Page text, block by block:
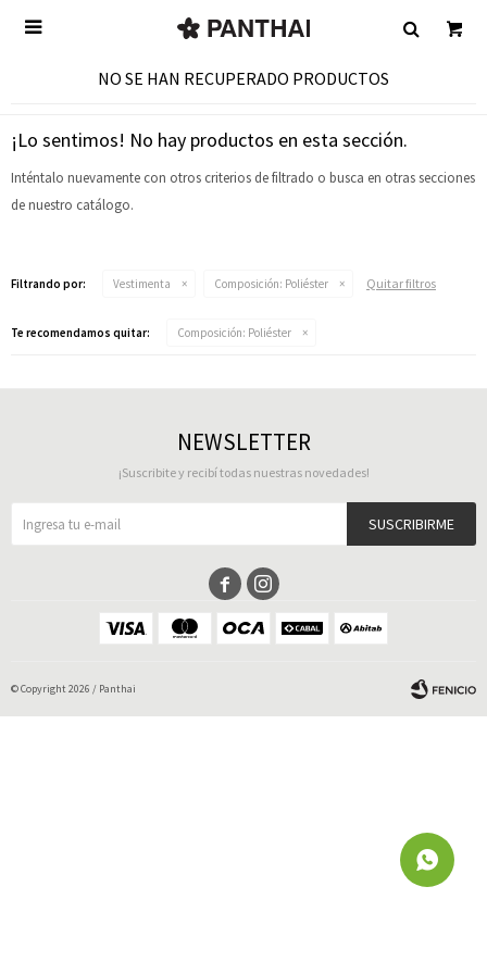

NO SE HAN RECUPERADO PRODUCTOS
¡Lo sentimos! No hay productos en esta sección.
Inténtalo nuevamente con otros criterios de filtrado o busca en otras secciones
de nuestro catálogo.
Filtrando por: Vestimenta Composición: Poliéster Quitar filtros
Te recomendamos quitar: Composición: Poliéster
NEWSLETTER
¡Suscribite y recibí todas nuestras novedades!
SUSCRIBIRME
 
© Copyright 2026 / Panthai
Fenicio